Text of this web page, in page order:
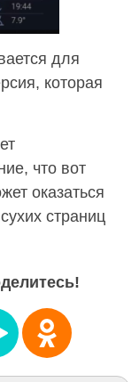
для
которая
что вот
оказаться
страниц